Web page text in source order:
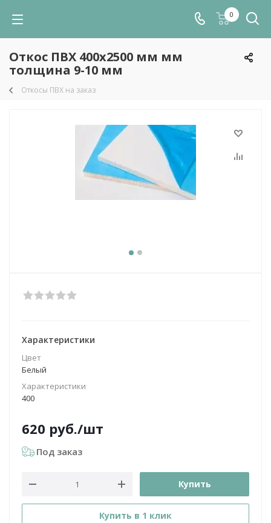
0
Откос ПВХ 400х2500 мм мм
толщина 9-10 мм
Откосы ПВХ на заказ
Характеристики
Цвет
Белый
Характеристики
400
620 руб./шт
Под заказ
Купить
Купить в 1 клик